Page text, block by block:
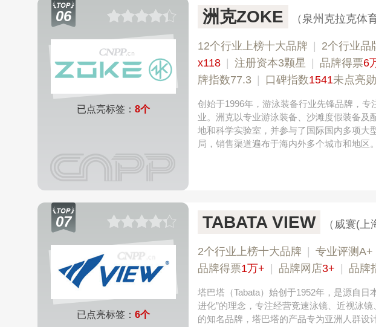
06
已点亮标签： 8个
洲克ZOKE （泉州克拉克体
12个行业上榜十大品牌 2个行业品
x118
注册资本3颗星 品牌得票6
牌指数77.3
口碑指数1541未点亮
创始于1996年，游泳装备行业先锋品牌，
业。洲克以专业游泳装备、沙滩度假装备及
地和科学实验室，并参与了国际国内多项大
局，销售渠道遍布于海内外多个城市和地区。
07
已点亮标签： 6个
TABATA VIEW （威寰(上
2个行业上榜十大品牌 专业评测A+
品牌得票1万+ 品牌网店3+ 品牌
塔巴塔（Tabata）始创于1952年，是源自
进化”的理念，专注经营竞速泳镜、近视泳
的知名品牌，塔巴塔的产品专为亚洲人群设